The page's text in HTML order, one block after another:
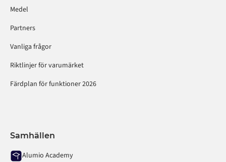
Medel
Partners
Vanliga frågor
Riktlinjer för varumärket
Färdplan för funktioner 2026
Samhällen
Alumio Academy